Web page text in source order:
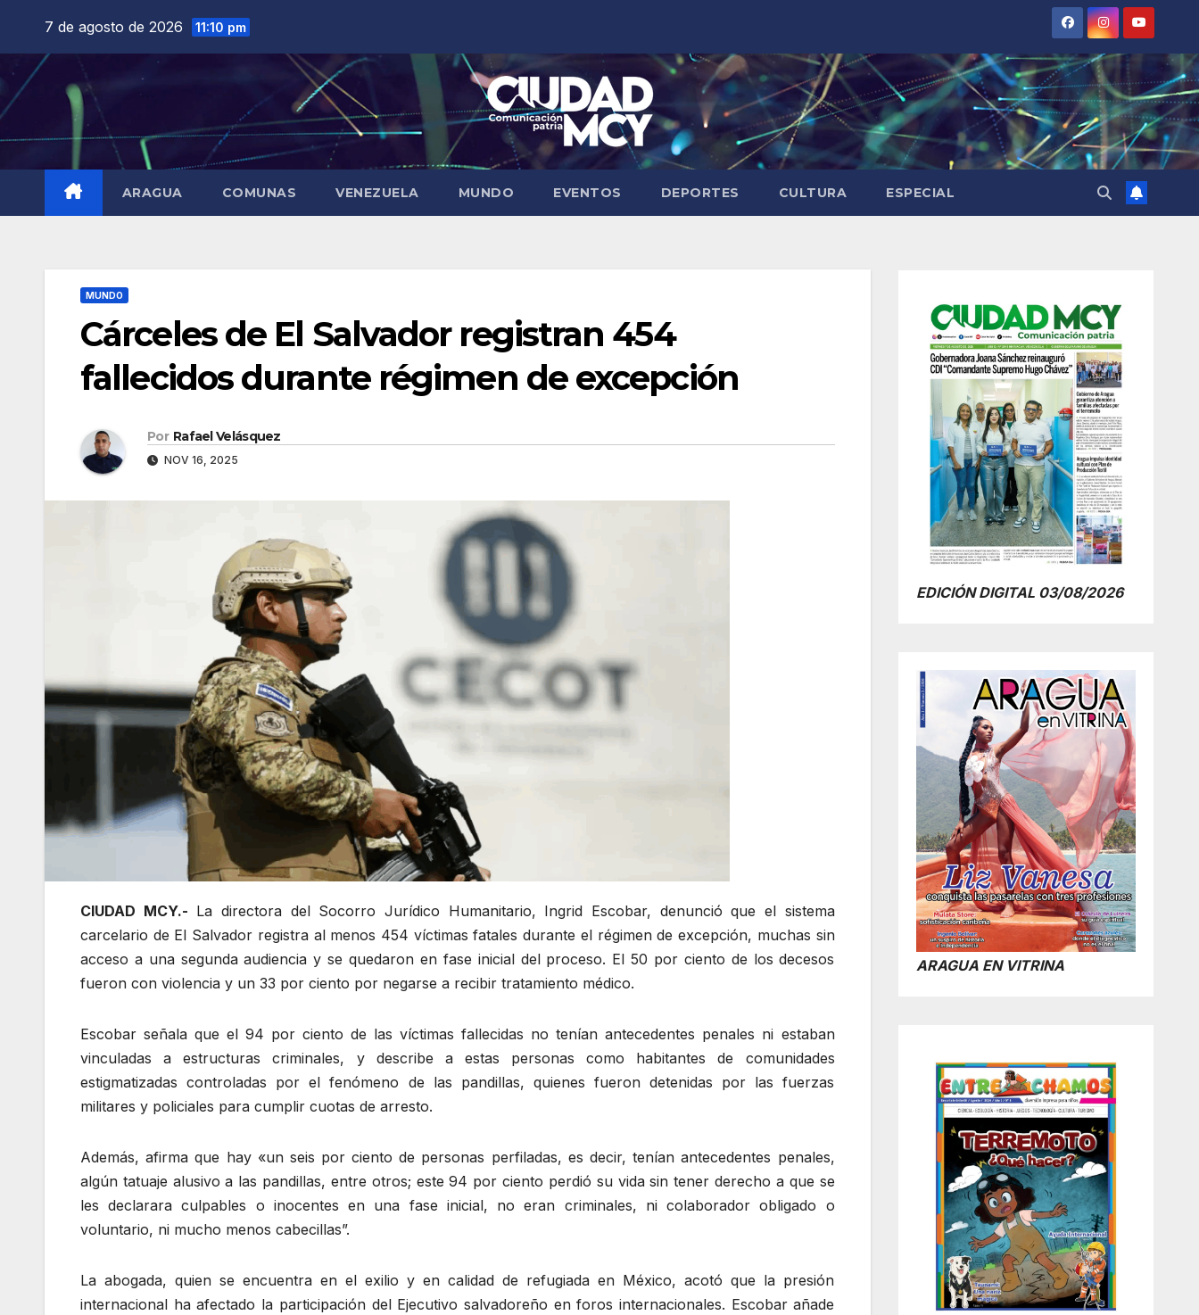
contenido
7 de agosto de 2026 11:10 pm
ARAGUA COMUNAS VENEZUELA MUNDO EVENTOS DEPORTES CULTURA ESPECIAL
MUNDO
Cárceles de El Salvador registran 454
fallecidos durante régimen de excepción
Por Rafael Velásquez
NOV 16, 2025
CIUDAD MCY.- La directora del Socorro Jurídico Humanitario, Ingrid Escobar, denunció que el sistema
carcelario de El Salvador registra al menos 454 víctimas fatales durante el régimen de excepción, muchas sin
acceso a una segunda audiencia y se quedaron en fase inicial del proceso. El 50 por ciento de los decesos
fueron con violencia y un 33 por ciento por negarse a recibir tratamiento médico.
Escobar señala que el 94 por ciento de las víctimas fallecidas no tenían antecedentes penales ni estaban
vinculadas a estructuras criminales, y describe a estas personas como habitantes de comunidades
estigmatizadas controladas por el fenómeno de las pandillas, quienes fueron detenidas por las fuerzas
militares y policiales para cumplir cuotas de arresto.
Además, afirma que hay «un seis por ciento de personas perfiladas, es decir, tenían antecedentes penales,
algún tatuaje alusivo a las pandillas, entre otros; este 94 por ciento perdió su vida sin tener derecho a que se
les declarara culpables o inocentes en una fase inicial, no eran criminales, ni colaborador obligado o
voluntario, ni mucho menos cabecillas”.
La abogada, quien se encuentra en el exilio y en calidad de refugiada en México, acotó que la presión
internacional ha afectado la participación del Ejecutivo salvadoreño en foros internacionales. Escobar añade
EDICIÓN DIGITAL 03/08/2026
ARAGUA EN VITRINA